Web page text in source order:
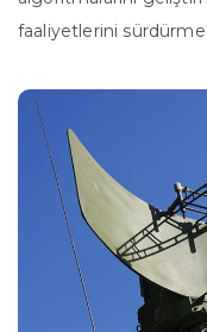
faaliyetlerini